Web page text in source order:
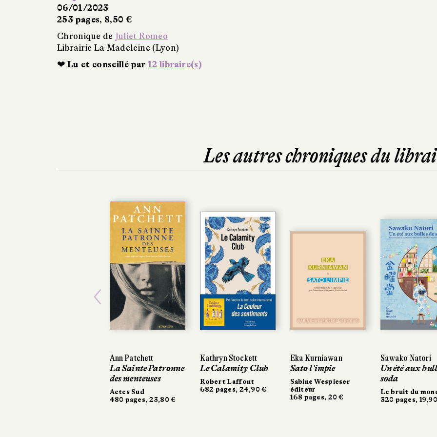
06/01/2023
253 pages, 8,50 €
Chronique de Juliet Romeo
Librairie La Madeleine (Lyon)
❤ Lu et conseillé par 12 libraire(s)
Les autres chroniques du
Ann Patchett
La Sainte Patronne
des menteuses
Actes Sud
480 pages, 23,80 €
Kathryn Stockett
Le Calamity Club
Robert Laffont
682 pages, 24,90 €
Eka Kurniawan
Sato l'impie
Sabine Wespieser
éditeur
168 pages, 20 €
Sawako Natori
Un été aux
soda
Le bruit du
320 pages,
Kathryn Stockett
Le Calamity Club
Robert Laffont
682 pages, 24,90 €
Eka Kurniawan
Sato l'impie
Sabine Wespieser
éditeur
168 pages, 20 €
Sawako Natori
Un été aux
soda
Le bruit du
320 pages,
Previous